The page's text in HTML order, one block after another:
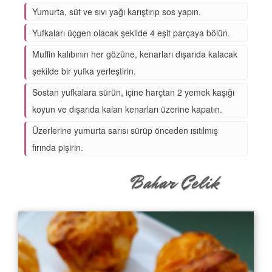
Yumurta, süt ve sıvı yağı karıştırıp sos yapın.
Yufkaları üçgen olacak şekilde 4 eşit parçaya bölün.
Muffin kalıbının her gözüne, kenarları dışarıda kalacak
şekilde bir yufka yerleştirin.
Sostan yufkalara sürün, içine harçtan 2 yemek kaşığı
koyun ve dışarıda kalan kenarları üzerine kapatın.
Üzerlerine yumurta sarısı sürüp önceden ısıtılmış
fırında pişirin.